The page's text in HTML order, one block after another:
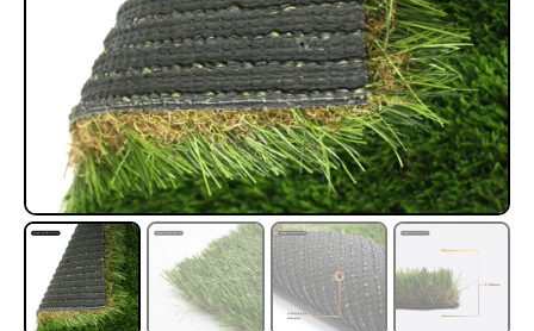
Rampa Móvil Hidráulica
carga 10ton
$22.711.412
$11.790.000
Agregar al carrito
Juego Modular 35
QplayGround
$5.926.486
Leer más
50%